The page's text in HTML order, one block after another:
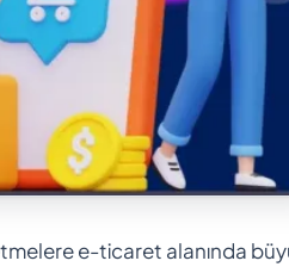
e-ticaret alanında